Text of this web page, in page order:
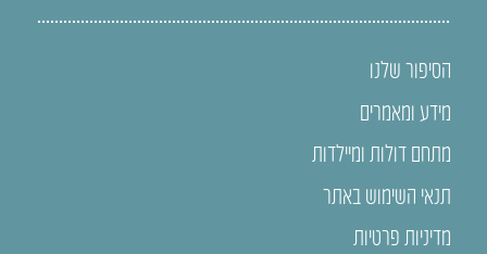
הסיפור שלנו
מידע ומאמרים
מתחם דולות ומיילדות
תנאי השימוש באתר
מדיניות פרטיות